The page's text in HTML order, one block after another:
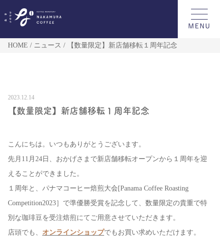
HOME ニュース 【数量限定】新店舗移転１周年記念
2023.12.14
【数量限定】新店舗移転１周年記念
こんにちは。いつもありがとうございます。
先月11月24日、おかげさまで新店舗移転オープンから１周年を迎
えることができました。
１周年と、パナマコーヒー焙煎大会[Panama Coffee Roasting
Competition2023］で準優勝受賞を記念して、数量限定の貴重で特
別な珈琲豆を受注焙煎にてご用意させていただきます。
店頭でも、 オンラインショップでもお買い求めいただけます。